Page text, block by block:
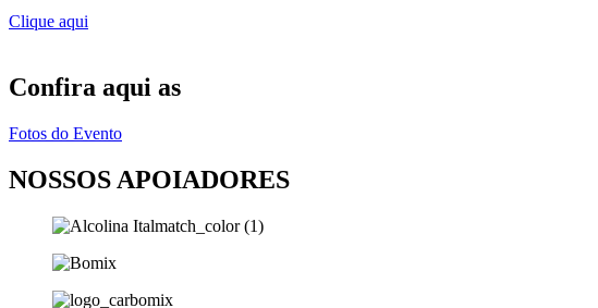
Clique aqui
Confira aqui as
Fotos do Evento
NOSSOS APOIADORES